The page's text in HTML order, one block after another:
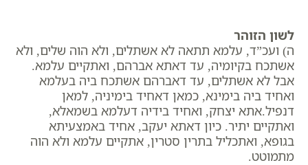
לשון הזוהר
ה) ועכ”ד, עלמא תתאה לא אשתלים, ולא הוה שלים, ולא
אשתכח בקיומיה, עד דאתא אברהם, ואתקיים עלמא.
אבל לא אשתלים, עד דאברהם אשתכח ביה בעלמא
ואחיד ביה בימינא, כמאן דאחיד בימיניה, למאן
דנפיל.אתא יצחק, ואחיד בידיה דעלמא בשמאלא,
ואתקיים יתיר. כיון דאתא יעקב, אחיד באמצעיתא
בגופא, ואתכליל בתרין סטרין, אתקיים עלמא ולא הוה
מתמוטט.